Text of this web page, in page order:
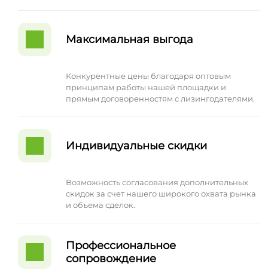
Максимальная выгода
Конкурентные цены благодаря оптовым
принципам работы нашей площадки и
прямым договоренностям с лизингодателями.
Индивидуальные скидки
Возможность согласования дополнительных
скидок за счет нашего широкого охвата рынка
и объема сделок.
Профессиональное
сопровождение